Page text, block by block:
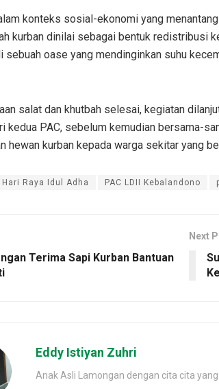
konteks sosial-ekonomi yang
kurban dinilai sebagai bentuk redistribusi
sebuah oase yang mendinginkan suhu
salat dan khutbah selesai, kegiatan
kedua PAC, sebelum kemudian bersama-
hewan kurban kepada warga sekitar yang
Hari Raya Idul Adha PAC LDII Kebalandono
Terima Sapi Kurban Bantuan
Next
Eddy Istiyan Zuhri
Anak Asli Lamongan dengan cita cita yang